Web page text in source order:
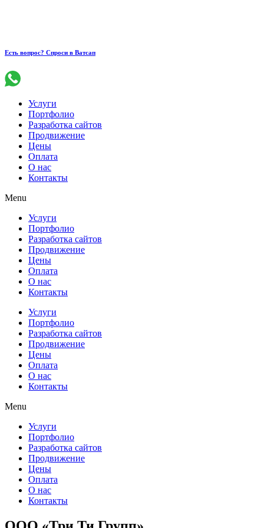
Есть вопрос? Спроси в Ватсап
Услуги
Портфолио
Разработка сайтов
Продвижение
Цены
Оплата
О нас
Контакты
Menu
Услуги
Портфолио
Разработка сайтов
Продвижение
Цены
Оплата
О нас
Контакты
Услуги
Портфолио
Разработка сайтов
Продвижение
Цены
Оплата
О нас
Контакты
Menu
Услуги
Портфолио
Разработка сайтов
Продвижение
Цены
Оплата
О нас
Контакты